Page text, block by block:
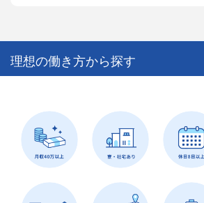
理想の働き方から探す